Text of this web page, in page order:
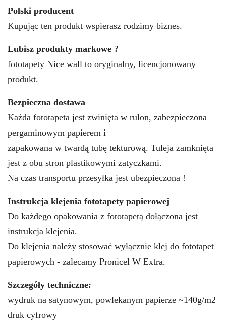
Polski producent
Kupując ten produkt wspierasz rodzimy biznes.
Lubisz produkty markowe ?
fototapety Nice wall to oryginalny, licencjonowany
produkt.
Bezpieczna dostawa
Każda fototapeta jest zwinięta w rulon, zabezpieczona
pergaminowym papierem i
zapakowana w twardą tubę tekturową. Tuleja zamknięta
jest z obu stron plastikowymi zatyczkami.
Na czas transportu przesyłka jest ubezpieczona !
Instrukcja klejenia fototapety papierowej
Do każdego opakowania z fototapetą dołączona jest
instrukcja klejenia.
Do klejenia należy stosować wyłącznie klej do fototapet
papierowych - zalecamy Pronicel W Extra.
Szczegóły techniczne:
wydruk na satynowym, powlekanym papierze ~140g/m2
druk cyfrowy